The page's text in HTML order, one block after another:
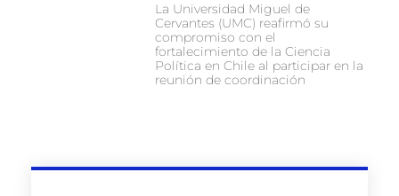
La Universidad Miguel de
Cervantes (UMC) reafirmó su
compromiso con el
fortalecimiento de la Ciencia
Política en Chile al participar en la
reunión de coordinación